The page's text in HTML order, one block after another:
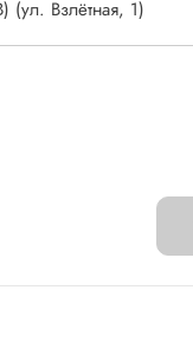
(ул. Взлётная, 1)